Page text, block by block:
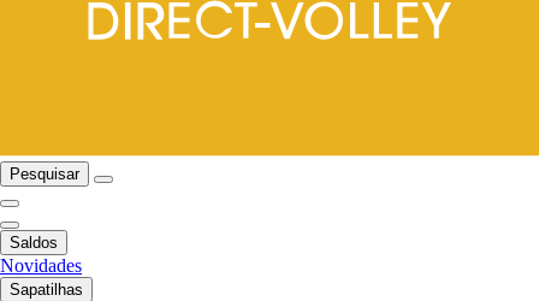
Pesquisar
Saldos
Novidades
Sapatilhas